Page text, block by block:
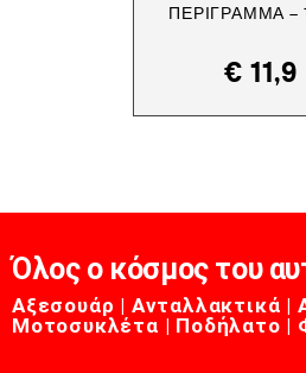
ΠΕΡΊΓΡΑΜΜΑ –
€ 11,9
Όλος ο κόσμος του
Αξεσουάρ | Ανταλλακτικά |
Μοτοσυκλέτα | Ποδήλατο |